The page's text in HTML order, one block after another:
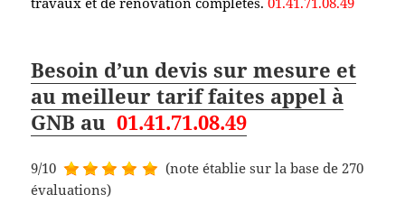
Besoin d’un devis sur mesure et
au meilleur tarif faites appel à
GNB au01.41.71.08.49
9/10
(note établie sur la base de 270
évaluations)